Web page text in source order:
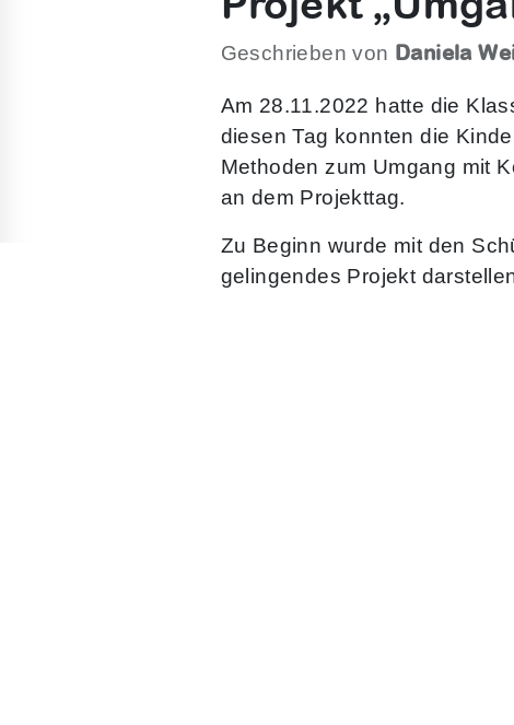
Geschrieben von Daniela
Am 28.11.2022 hatte die
diesen Tag konnten die
Methoden zum Umgang mit
an dem Projekttag.
Zu Beginn wurde mit den
gelingendes Projekt